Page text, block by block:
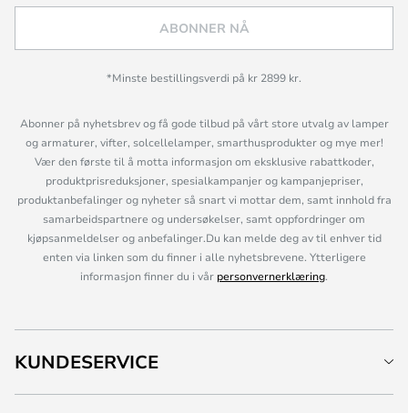
ABONNER NÅ
*Minste bestillingsverdi på kr 2899 kr.
Abonner på nyhetsbrev og få gode tilbud på vårt store utvalg av lamper
og armaturer, vifter, solcellelamper, smarthusprodukter og mye mer!
Vær den første til å motta informasjon om eksklusive rabattkoder,
produktprisreduksjoner, spesialkampanjer og kampanjepriser,
produktanbefalinger og nyheter så snart vi mottar dem, samt innhold fra
samarbeidspartnere og undersøkelser, samt oppfordringer om
kjøpsanmeldelser og anbefalinger.Du kan melde deg av til enhver tid
enten via linken som du finner i alle nyhetsbrevene. Ytterligere
informasjon finner du i vår personvernerklæring.
KUNDESERVICE